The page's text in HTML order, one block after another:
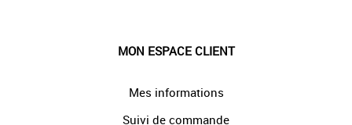
MON ESPACE CLIENT
Mes informations
Suivi de commande